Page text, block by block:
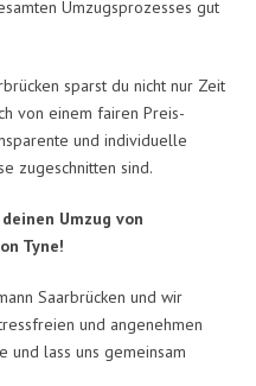
Umzugsprozesses gut
sparst du nicht nur Zeit
von einem fairen Preis-
und individuelle
zugeschnitten sind.
Umzug von
Tyne!
Saarbrücken und wir
und angenehmen
und lass uns gemeinsam